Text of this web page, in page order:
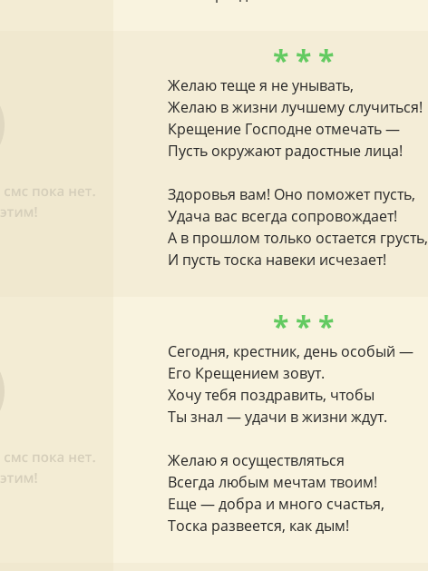
* * *
Желаю теще я не унывать,
Желаю в жизни лучшему случиться!
Крещение Господне отмечать —
Пусть окружают радостные лица!
Здоровья вам! Оно поможет пусть,
Удача вас всегда сопровождает!
А в прошлом только остается грусть,
И пусть тоска навеки исчезает!
* * *
Сегодня, крестник, день особый —
Его Крещением зовут.
Хочу тебя поздравить, чтобы
Ты знал — удачи в жизни ждут.
Желаю я осуществляться
Всегда любым мечтам твоим!
Еще — добра и много счастья,
Тоска развеется, как дым!